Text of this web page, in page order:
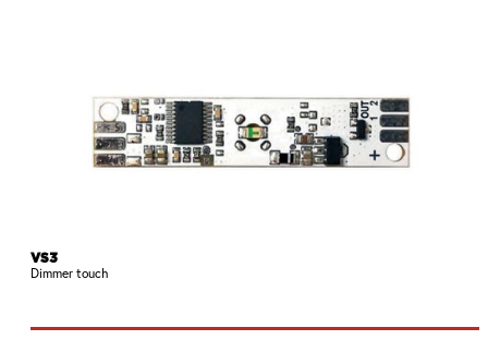
VS3
Dimmer touch